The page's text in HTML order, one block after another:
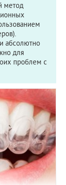
метод
абсолютно
для
проблем с